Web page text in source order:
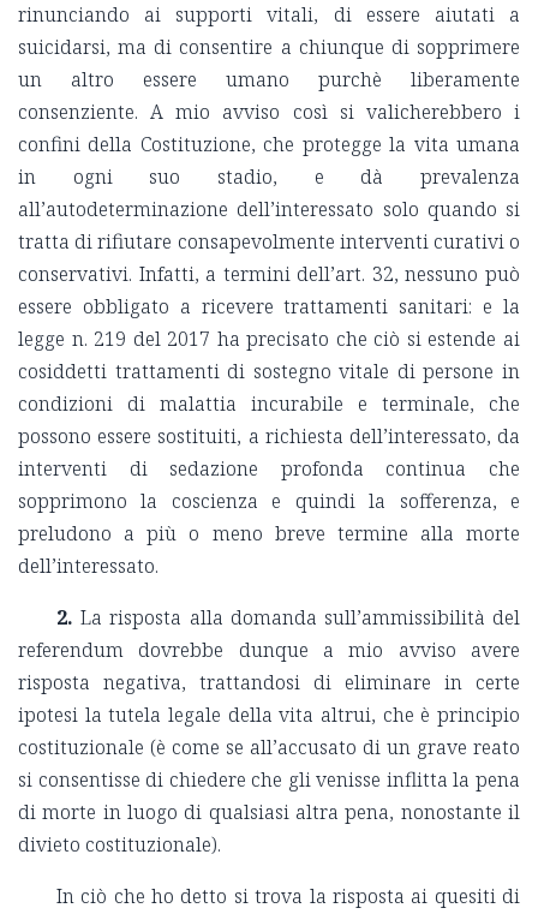
rinunciando ai supporti vitali, di essere aiutati a
suicidarsi, ma di consentire a chiunque di sopprimere
un altro essere umano purchè liberamente
consenziente. A mio avviso così si valicherebbero i
confini della Costituzione, che protegge la vita umana
in ogni suo stadio, e dà prevalenza
all’autodeterminazione dell’interessato solo quando si
tratta di rifiutare consapevolmente interventi curativi o
conservativi. Infatti, a termini dell’art. 32, nessuno può
essere obbligato a ricevere trattamenti sanitari: e la
legge n. 219 del 2017 ha precisato che ciò si estende ai
cosiddetti trattamenti di sostegno vitale di persone in
condizioni di malattia incurabile e terminale, che
possono essere sostituiti, a richiesta dell’interessato, da
interventi di sedazione profonda continua che
sopprimono la coscienza e quindi la sofferenza, e
preludono a più o meno breve termine alla morte
dell’interessato.
2. La risposta alla domanda sull’ammissibilità del
referendum dovrebbe dunque a mio avviso avere
risposta negativa, trattandosi di eliminare in certe
ipotesi la tutela legale della vita altrui, che è principio
costituzionale (è come se all’accusato di un grave reato
si consentisse di chiedere che gli venisse inflitta la pena
di morte in luogo di qualsiasi altra pena, nonostante il
divieto costituzionale).
In ciò che ho detto si trova la risposta ai quesiti di